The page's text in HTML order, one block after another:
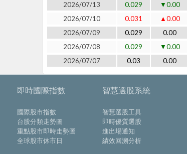
2026/07/13
0.029 ▼0.00
2026/07/10
0.031 ▲0.00
2026/07/09
0.029 0.00
2026/07/08
0.029 ▼0.00
2026/07/07
0.03 0.00
即時國際指數
國際股市指數
台股分類走勢圖
重點股市即時走勢圖
全球股市休市日
智慧選股系統
智慧選股工具
即時優質選股
進出場通知
績效回溯分析